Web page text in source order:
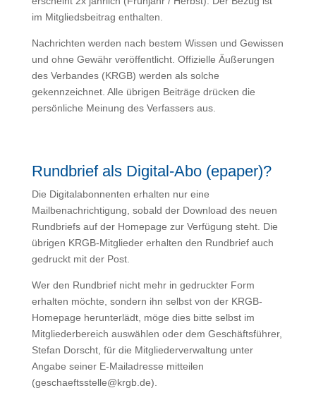
im Mitgliedsbeitrag enthalten.
Nachrichten werden nach bestem Wissen und Gewissen
und ohne Gewähr veröffentlicht. Offizielle Äußerungen
des Verbandes (KRGB) werden als solche
gekennzeichnet. Alle übrigen Beiträge drücken die
persönliche Meinung des Verfassers aus.
Rundbrief als Digital-Abo (epaper)?
Die Digitalabonnenten erhalten nur eine
Mailbenachrichtigung, sobald der Download des neuen
Rundbriefs auf der Homepage zur Verfügung steht. Die
übrigen KRGB-Mitglieder erhalten den Rundbrief auch
gedruckt mit der Post.
Wer den Rundbrief nicht mehr in gedruckter Form
erhalten möchte, sondern ihn selbst von der KRGB-
Homepage herunterlädt, möge dies bitte selbst im
Mitgliederbereich auswählen oder dem Geschäftsführer,
Stefan Dorscht, für die Mitgliederverwaltung unter
Angabe seiner E-Mailadresse mitteilen
(geschaeftsstelle@krgb.de).